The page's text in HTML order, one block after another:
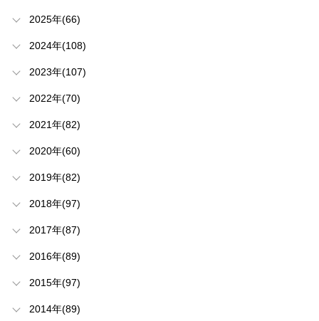
2025年(66)
2024年(108)
2023年(107)
2022年(70)
2021年(82)
2020年(60)
2019年(82)
2018年(97)
2017年(87)
2016年(89)
2015年(97)
2014年(89)